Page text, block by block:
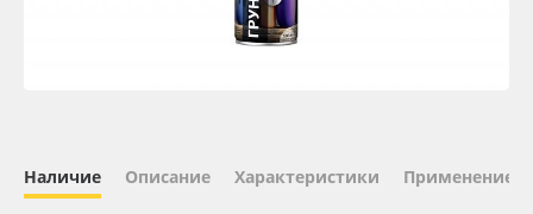
Наличие Описание Характеристики Применение